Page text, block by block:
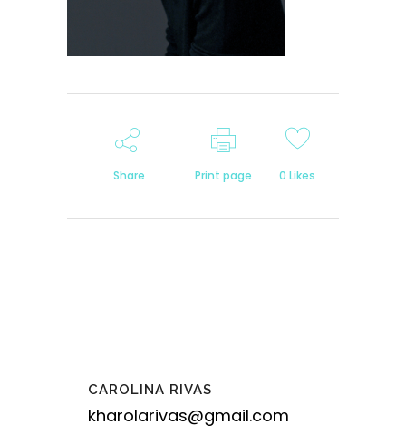
Share Print page 0 Likes
CAROLINA RIVAS
kharolarivas@gmail.com